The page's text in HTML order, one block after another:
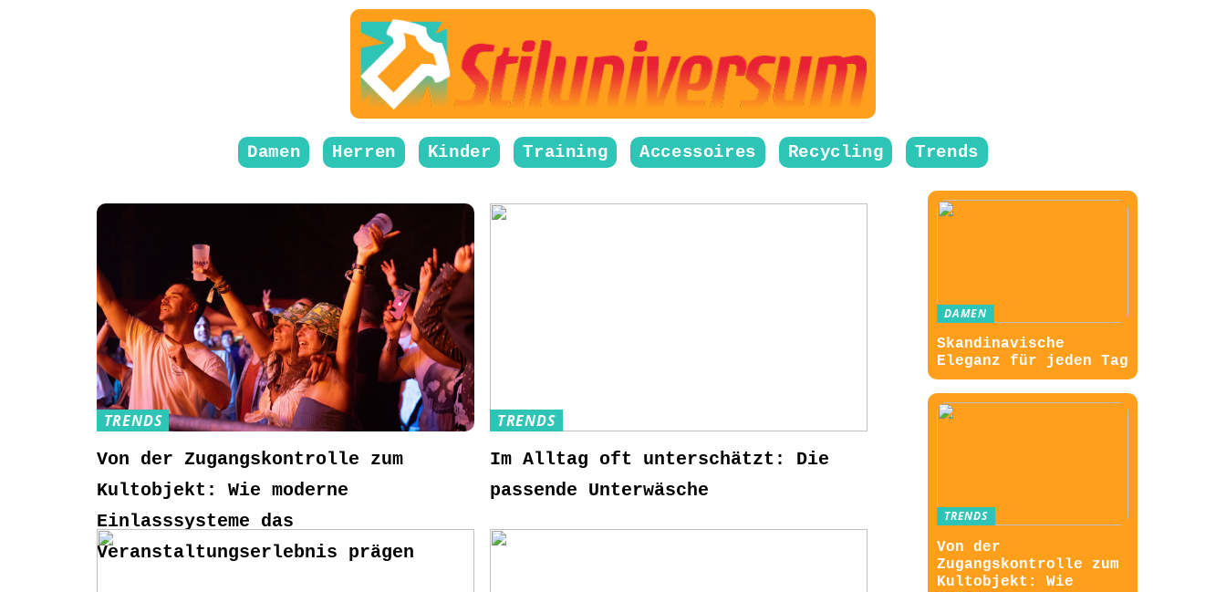
Damen Herren Kinder Training Accessoires Recycling Trends
TRENDS
Von der Zugangskontrolle zum
Kultobjekt: Wie moderne
Einlasssysteme das
Veranstaltungserlebnis prägen
TRENDS
Im Alltag oft unterschätzt: Die
passende Unterwäsche
DAMEN
Skandinavische
Eleganz für jeden Tag
TRENDS
Von der
Zugangskontrolle zum
Kultobjekt: Wie